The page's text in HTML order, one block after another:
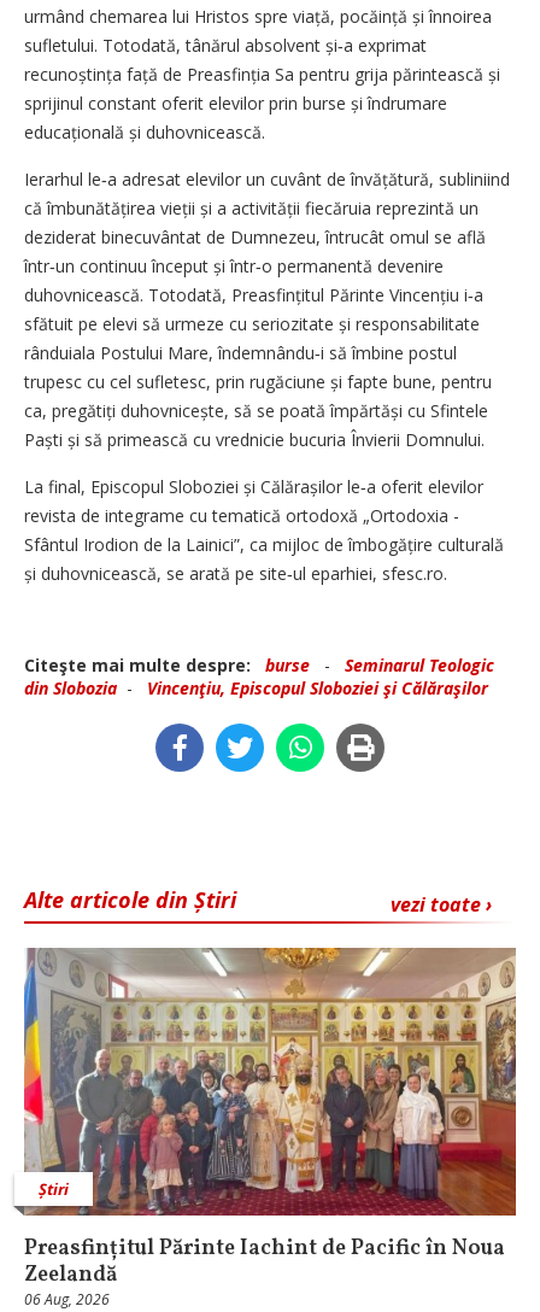
urmând chemarea lui Hristos spre viață, pocăință și înnoirea
sufletului. Totodată, tânărul absolvent și‑a exprimat
recunoștința față de Preasfinția Sa pentru grija părintească și
sprijinul constant oferit elevilor prin burse și îndrumare
educațională și duhovnicească.
Ierarhul le‑a adresat elevilor un cuvânt de învățătură, subliniind
că îmbunătățirea vieții și a activității fiecăruia reprezintă un
deziderat binecuvântat de Dumnezeu, întrucât omul se află
într‑un continuu început și într‑o permanentă devenire
duhovnicească. Totodată, Preasfințitul Părinte Vincențiu i‑a
sfătuit pe elevi să urmeze cu seriozitate și responsabilitate
rânduiala Postului Mare, îndemnându‑i să îmbine postul
trupesc cu cel sufletesc, prin rugăciune și fapte bune, pentru
ca, pregătiți duhovnicește, să se poată împărtăși cu Sfintele
Paști și să primească cu vrednicie bucuria Învierii Domnului.
La final, Episcopul Sloboziei și Călărașilor le‑a oferit elevilor
revista de integrame cu tematică ortodoxă „Ortodoxia -
Sfântul Irodion de la Lainici”, ca mijloc de îmbogățire culturală
și duhovnicească, se arată pe site‑ul eparhiei, sfesc.ro.
Citeşte mai multe despre: burse - Seminarul Teologic
din Slobozia - Vincenţiu, Episcopul Sloboziei şi Călăraşilor
vezi toate ›
Alte articole din Știri
Știri
Preasfințitul Părinte Iachint de Pacific în Noua
Zeelandă
06 Aug, 2026